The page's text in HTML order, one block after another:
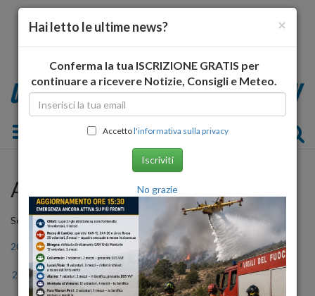
Toggle navigation
Archivio Storico
Seleziona l'anno
2006 2007 2008 2009 2011
2012 2013 2014 2015 2016 2017
×
Hai letto le ultime news?
Conferma la tua ISCRIZIONE GRATIS per
continuare a ricevere Notizie, Consigli e Meteo.
Accettol'informativa sulla privacy
Iscriviti
No grazie